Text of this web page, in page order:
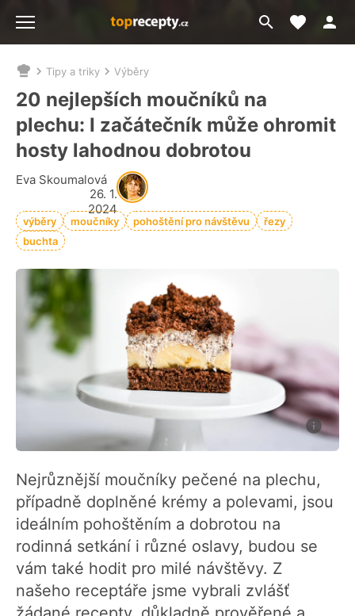
Přejít
na
Moje
Nacházíte
se
zde:
Tipy a triky Výběry
20 nejlepších moučníků na
plechu: I začátečník může ohromit
hosty lahodnou dobrotou
Eva Skoumalová
26. 1.
2024
výběry moučníky pohoštění pro návštěvu
řezy
buchta
Nejrůznější moučníky pečené na plechu,
případně doplněné krémy a polevami, jsou
ideálním pohoštěním a dobrotou na
rodinná setkání i různé oslavy, budou se
vám také hodit pro milé návštěvy. Z
našeho receptáře jsme vybrali zvlášť